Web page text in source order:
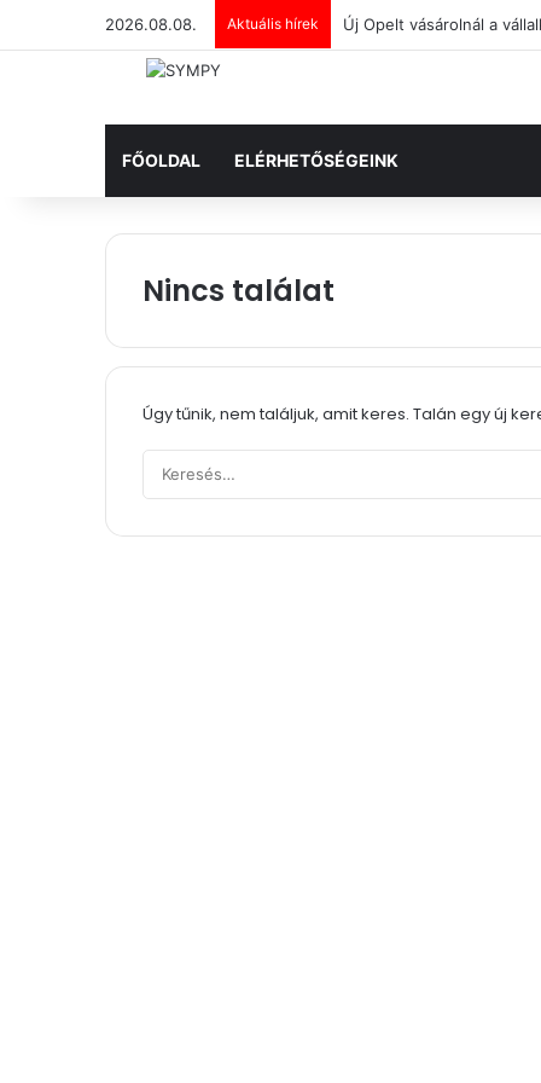
2026.08.08. Aktuális hírek
FŐOLDAL ELÉRHETŐSÉGEINK
Nincs találat
Úgy tűnik, nem találjuk, amit keres. Talán egy új